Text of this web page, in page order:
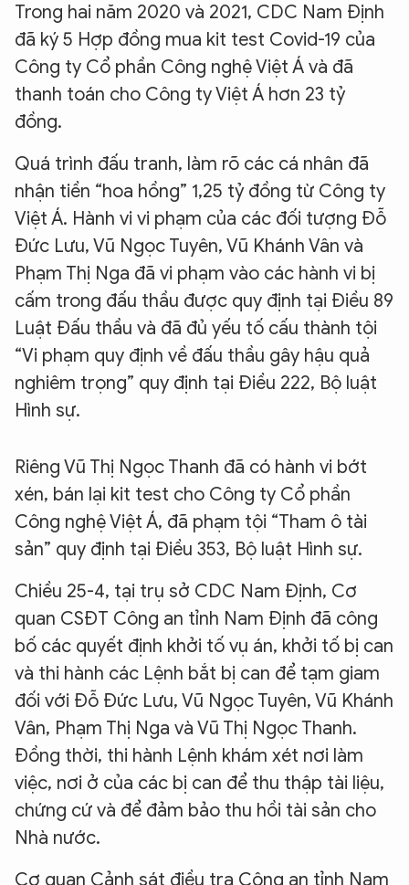
Trong hai năm 2020 và 2021, CDC Nam Định
đã ký 5 Hợp đồng mua kit test Covid-19 của
Công ty Cổ phần Công nghệ Việt Á và đã
thanh toán cho Công ty Việt Á hơn 23 tỷ
đồng.
Quá trình đấu tranh, làm rõ các cá nhân đã
nhận tiền “hoa hồng” 1,25 tỷ đồng từ Công ty
Việt Á. Hành vi vi phạm của các đối tượng Đỗ
Đức Lưu, Vũ Ngọc Tuyên, Vũ Khánh Vân và
Phạm Thị Nga đã vi phạm vào các hành vi bị
cấm trong đấu thầu được quy định tại Điều 89
Luật Đấu thầu và đã đủ yếu tố cấu thành tội
“Vi phạm quy định về đấu thầu gây hậu quả
nghiêm trọng” quy định tại Điều 222, Bộ luật
Hình sự.
Riêng Vũ Thị Ngọc Thanh đã có hành vi bớt
xén, bán lại kit test cho Công ty Cổ phần
Công nghệ Việt Á, đã phạm tội “Tham ô tài
sản” quy định tại Điều 353, Bộ luật Hình sự.
Chiều 25-4, tại trụ sở CDC Nam Định, Cơ
quan CSĐT Công an tỉnh Nam Định đã công
bố các quyết định khởi tố vụ án, khởi tố bị can
và thi hành các Lệnh bắt bị can để tạm giam
đối với Đỗ Đức Lưu, Vũ Ngọc Tuyên, Vũ Khánh
Vân, Phạm Thị Nga và Vũ Thị Ngọc Thanh.
Đồng thời, thi hành Lệnh khám xét nơi làm
việc, nơi ở của các bị can để thu thập tài liệu,
chứng cứ và để đảm bảo thu hồi tài sản cho
Nhà nước.
Cơ quan Cảnh sát điều tra Công an tỉnh Nam